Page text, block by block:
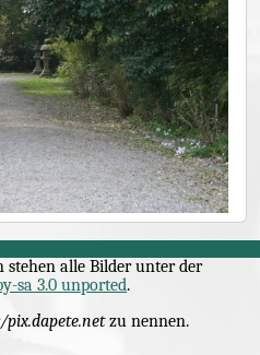
stehen alle Bilder unter der
sa 3.0 unported.
pix.dapete.netzu nennen.